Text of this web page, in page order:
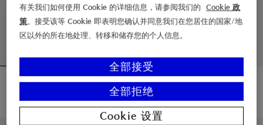
皮革 Pembroke 靴
皮革 Pembroke 靴, ¥9,150.00
Marsh 骑士印章橡胶低筒靴
¥5,000.00
Marsh 骑士印章橡胶低筒靴,
有关我们如何使用 Cookie 的详细信息，请参阅我们的
Cookie 政
策。接受该等 Cookie 即表明您确认并同意我们在您居住的国家/地
区以外的所在地处理、转移和储存您的个人信息。
全部拒绝
全部接受
Cookie 设置